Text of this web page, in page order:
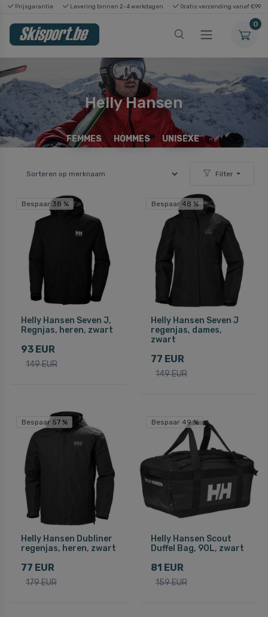
Prijsgarantie Levering binnen 2-4 werkdagen Gratis verzending vanaf €99
0
Helly Hansen
FEMMES HOMMES UNISEXE
Filter
Bespaar 38 %
Helly Hansen Seven J,
Regnjas, heren, zwart
93 EUR
149 EUR
Bespaar 48 %
Helly Hansen Seven J
regenjas, dames,
zwart
77 EUR
149 EUR
Bespaar 57 %
Helly Hansen Dubliner
regenjas, heren, zwart
77 EUR
179 EUR
Bespaar 49 %
Helly Hansen Scout
Duffel Bag, 90L, zwart
81 EUR
159 EUR